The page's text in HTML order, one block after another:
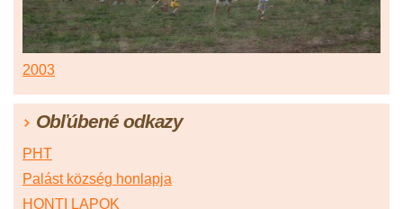
2003
Obľúbené odkazy
PHT
Palást község honlapja
HONTI LAPOK